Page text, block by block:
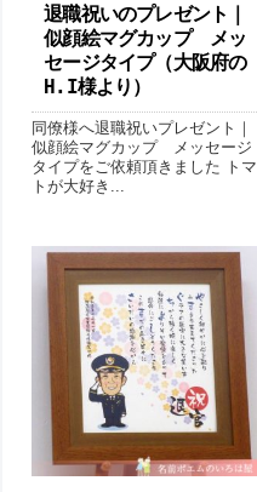
退職祝いのプレゼント｜
似顔絵マグカップ メッ
セージタイプ （ 大阪府の
H.I様より ）
同僚様へ退職祝いプレゼント｜
似顔絵マグカップ メッセージ
タイプをご依頼頂きました トマ
トが大好き...